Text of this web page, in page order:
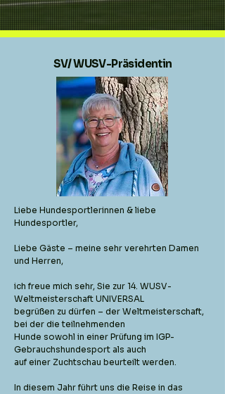
SV/ WUSV-Präsidentin
Liebe Hundesportlerinnen & liebe
Hundesportler,
Liebe Gäste – meine sehr verehrten Damen
und Herren,
ich freue mich sehr, Sie zur 14. WUSV-
Weltmeisterschaft UNIVERSAL
begrüßen zu dürfen – der Weltmeisterschaft,
bei der die teilnehmenden
Hunde sowohl in einer Prüfung im IGP-
Gebrauchshundesport als auch
auf einer Zuchtschau beurteilt werden.
In diesem Jahr führt uns die Reise in das